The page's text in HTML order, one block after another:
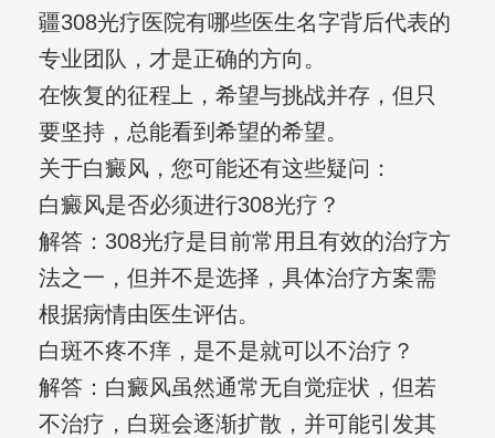
疆308光疗医院有哪些医生名字背后代表的
专业团队，才是正确的方向。
在恢复的征程上，希望与挑战并存，但只
要坚持，总能看到希望的希望。
关于白癜风，您可能还有这些疑问：
白癜风是否必须进行308光疗？
解答：308光疗是目前常用且有效的治疗方
法之一，但并不是选择，具体治疗方案需
根据病情由医生评估。
白斑不疼不痒，是不是就可以不治疗？
解答：白癜风虽然通常无自觉症状，但若
不治疗，白斑会逐渐扩散，并可能引发其